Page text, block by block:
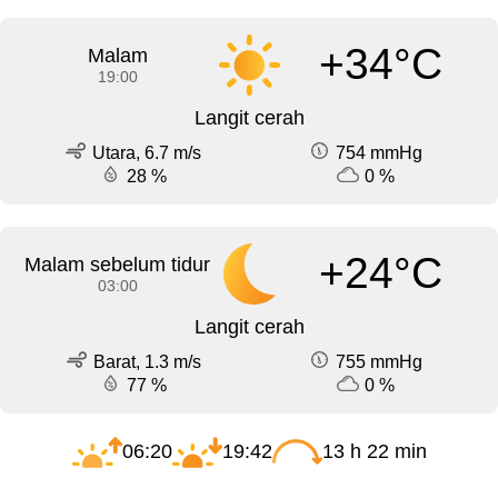
Malam
19:00 +34°C
Langit cerah
Utara, 6.7 m/s
754 mmHg
28 %
0 %
Malam sebelum tidur
03:00 +24°C
Langit cerah
Barat, 1.3 m/s
755 mmHg
77 %
0 %
06:20 19:42 13 h 22 min